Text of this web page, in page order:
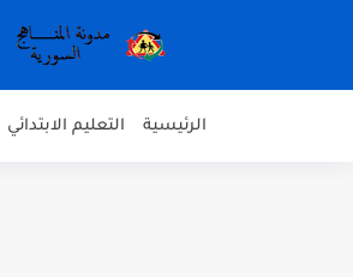
الرئيسية التعليم الابتدائي